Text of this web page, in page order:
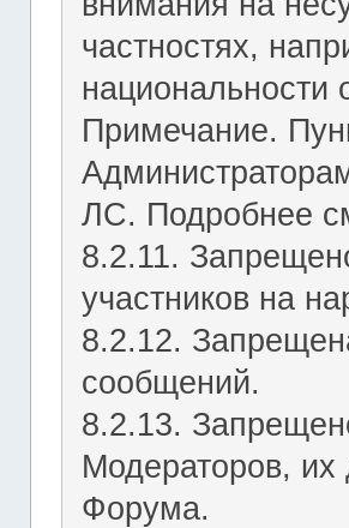
частностях,
национальности
Примечание.
ЛС. Подробнее
8.2.11.
участников на
8.2.12.
сообщений.
8.2.13.
Модераторов, их
Форума.